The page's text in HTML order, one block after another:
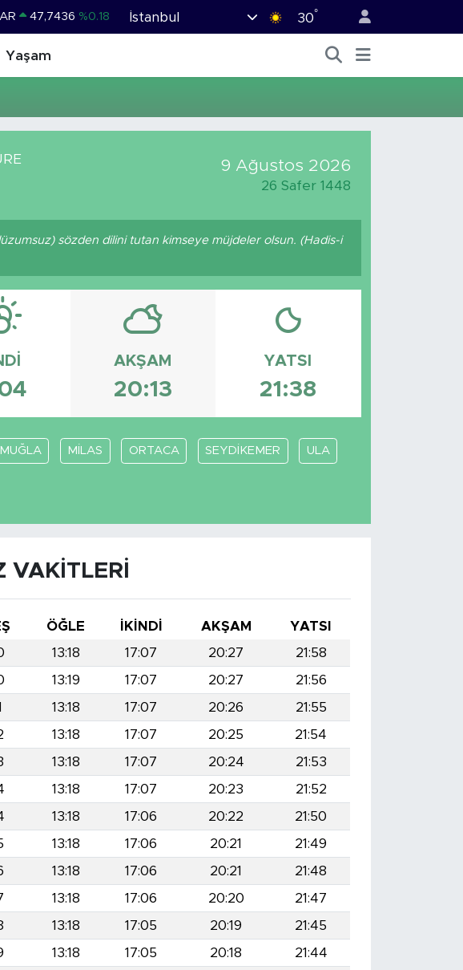
47,7436 %0.18
64,4811 %0.38
13.779 %-14
64.840,97
İstanbul 30°
Yaşam
9 Ağustos 2026
26 Safer 1448
sözden dilini tutan kimseye müjdeler olsun. (Hadis-i
AKŞAM
20:13
YATSI
21:38
MUĞLA MİLAS ORTACA SEYDİKEMER ULA
VAKITLERI
ÖĞLE İKINDI AKŞAM
YATSI
13:18 17:07 20:27
21:58
13:19 17:07 20:27
21:56
13:18 17:07 20:26
21:55
13:18 17:07 20:25
21:54
13:18 17:07 20:24
21:53
13:18 17:07 20:23
21:52
13:18 17:06 20:22
21:50
13:18 17:06 20:21
21:49
13:18 17:06 20:21
21:48
13:18 17:06 20:20
21:47
13:18 17:05 20:19
21:45
13:18 17:05 20:18
21:44